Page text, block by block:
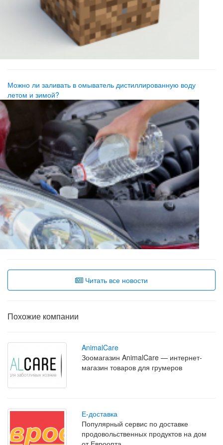
Можно ли заливать в омыватель дистиллированную воду
летом и зимой?
Читать все новости
Похожие компании
AnimalCare
Зоомагазин AnimalCare — интернет-
магазин товаров для грумеров
Е-доставка
Популярный сервис по доставке
продовольственных продуктов на дом